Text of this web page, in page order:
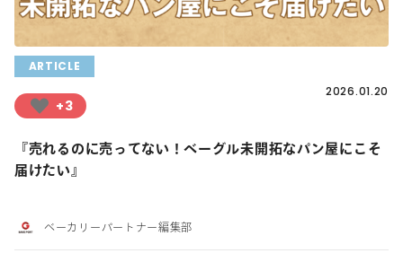
ARTICLE
+3
2026.01.20
『売れるのに売ってない！ベーグル未開拓なパン屋にこそ
届けたい』
ベーカリーパートナー編集部